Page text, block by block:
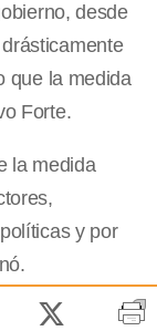
desde
que la medida
Forte.
la medida
y por